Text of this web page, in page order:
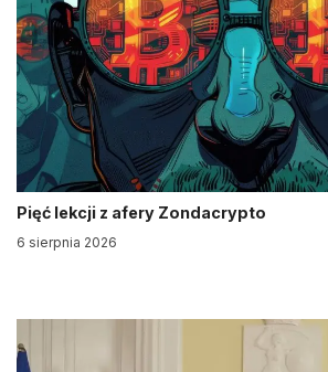
Pięć lekcji z afery Zondacrypto
6 sierpnia 2026